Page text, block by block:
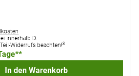
innerhalb D.
Widerrufs beachten!3
In den Warenkorb